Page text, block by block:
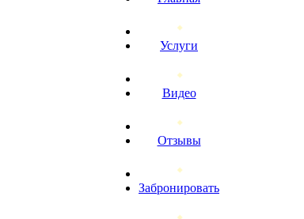
Услуги
Видео
Отзывы
Забронировать